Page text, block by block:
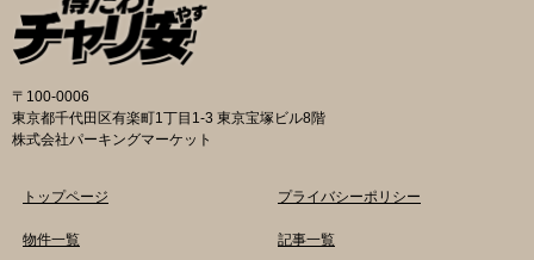
〒100-0006
東京都千代田区有楽町1丁目1-3 東京宝塚ビル8階
株式会社パーキングマーケット
トップページ
物件一覧
プライバシーポリシー
記事一覧